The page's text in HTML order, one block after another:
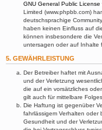
GNU General Public License
Limited (www.phpbb.com)
deutschsprachige
haben keinen Einfluss auf
können insbesondere die
untersagen oder auf Inhalte
5. GEWÄHRLEISTUNG
Der Betreiber haftet mit
und der Verletzung
die auf ein vorsätzliches
gilt auch für mittelbare
Die Haftung ist gegenüber
fahrlässigem Verhalten oder
Gesundheit und der